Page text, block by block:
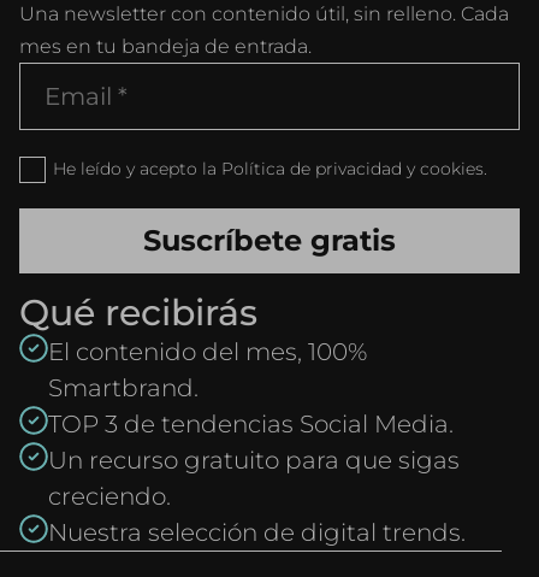
Una newsletter con contenido útil, sin relleno. Cada
mes en tu bandeja de entrada.
He leído y acepto la Política de privacidad y cookies.
Qué recibirás
El contenido del mes, 100%
Smartbrand.
TOP 3 de tendencias Social Media.
Un recurso gratuito para que sigas
creciendo.
Nuestra selección de digital trends.